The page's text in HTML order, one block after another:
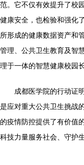
范。它不仅有效提升了校
健康安全，也检验和强化
所形成的健康数据资产和
管理、公共卫生教育及智
理于一体的智慧健康校园
成都医学院的行动证
是应对重大公共卫生挑战
的疫情防控提供了有价值
科技力量服务社会、守护